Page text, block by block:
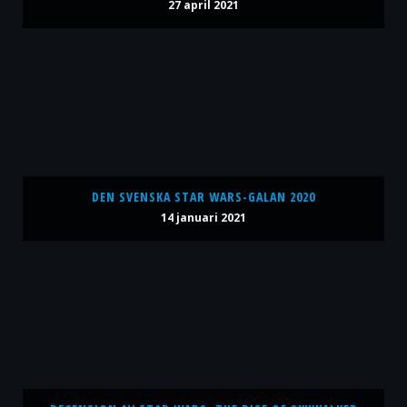
27 april 2021
DEN SVENSKA STAR WARS-GALAN 2020
14 januari 2021